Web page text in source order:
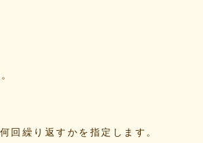
繰り返すかを指定します。